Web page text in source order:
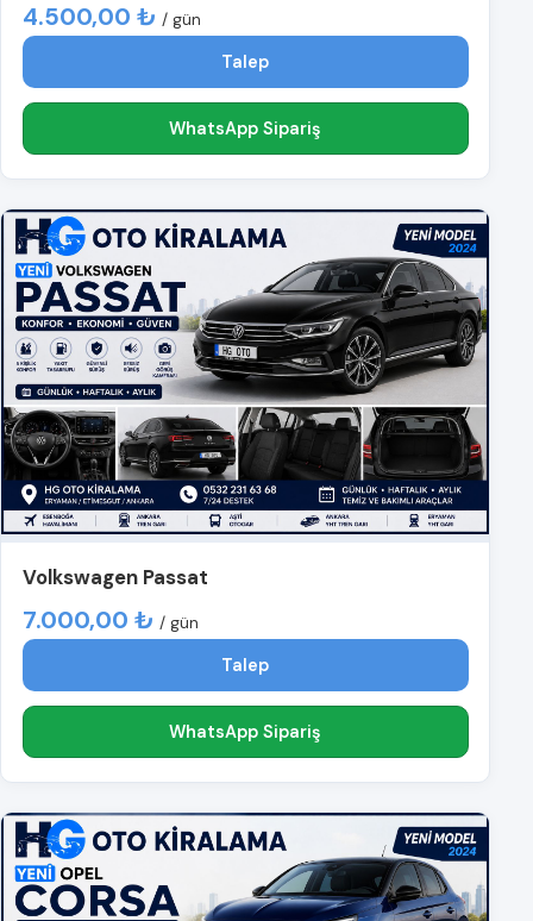
4.500,00 ₺ / gün
Talep
WhatsApp Sipariş
Volkswagen Passat
7.000,00 ₺ / gün
Talep
WhatsApp Sipariş